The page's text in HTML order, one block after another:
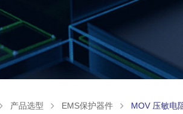
产品选型 EMS保护器件 MOV 压敏电